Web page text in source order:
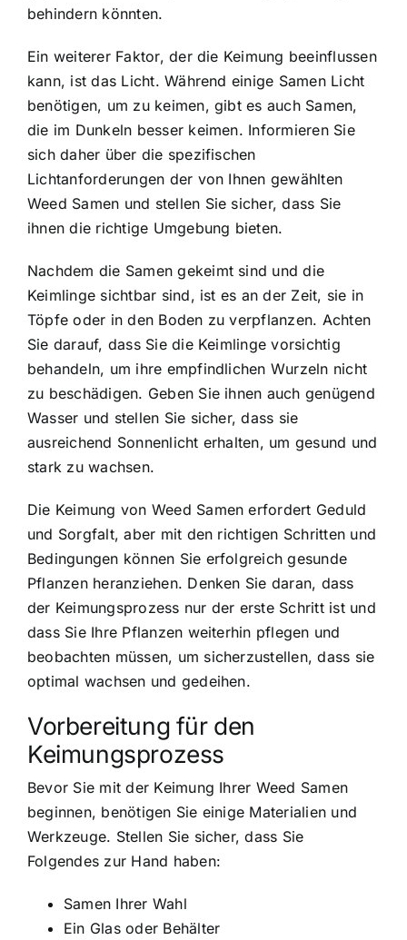
behindern könnten.
Ein weiterer Faktor, der die Keimung beeinflussen
kann, ist das Licht. Während einige Samen Licht
benötigen, um zu keimen, gibt es auch Samen,
die im Dunkeln besser keimen. Informieren Sie
sich daher über die spezifischen
Lichtanforderungen der von Ihnen gewählten
Weed Samen und stellen Sie sicher, dass Sie
ihnen die richtige Umgebung bieten.
Nachdem die Samen gekeimt sind und die
Keimlinge sichtbar sind, ist es an der Zeit, sie in
Töpfe oder in den Boden zu verpflanzen. Achten
Sie darauf, dass Sie die Keimlinge vorsichtig
behandeln, um ihre empfindlichen Wurzeln nicht
zu beschädigen. Geben Sie ihnen auch genügend
Wasser und stellen Sie sicher, dass sie
ausreichend Sonnenlicht erhalten, um gesund und
stark zu wachsen.
Die Keimung von Weed Samen erfordert Geduld
und Sorgfalt, aber mit den richtigen Schritten und
Bedingungen können Sie erfolgreich gesunde
Pflanzen heranziehen. Denken Sie daran, dass
der Keimungsprozess nur der erste Schritt ist und
dass Sie Ihre Pflanzen weiterhin pflegen und
beobachten müssen, um sicherzustellen, dass sie
optimal wachsen und gedeihen.
Vorbereitung für den
Keimungsprozess
Bevor Sie mit der Keimung Ihrer Weed Samen
beginnen, benötigen Sie einige Materialien und
Werkzeuge. Stellen Sie sicher, dass Sie
Folgendes zur Hand haben:
Samen Ihrer Wahl
Ein Glas oder Behälter